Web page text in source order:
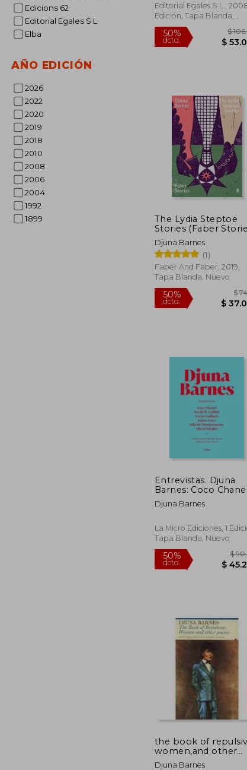
Edicions 62
Editorial Egales S L
Elba
AÑO EDICIÓN
2026
2022
2020
2019
2018
2010
2008
2006
2004
1992
1899
Editorial Egales S.L.,
Edición, Tapa Blanda,
Nuevo
50%
dcto.
The Lydia Steptoe
Stories (Faber
(en Inglés)
Djuna Barnes
(1)
Faber And Faber, 2019,
Tapa Blanda, Nuevo
50%
dcto.
Entrevistas. Djuna
Barnes: Coco
David w. Griffith,
Yvette Guilbert,
Djuna Barnes
La Micro Ediciones, 1
Tapa Blanda, Nuevo
50%
dcto.
the book of
women,and other
poems (en Inglés)
Djuna Barnes